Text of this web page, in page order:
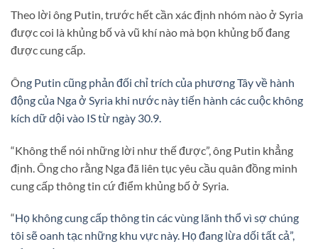
Theo lời ông Putin, trước hết cần xác định nhóm nào ở Syria
được coi là khủng bố và vũ khí nào mà bọn khủng bố đang
được cung cấp.
Ông Putin cũng phản đối chỉ trích của phương Tây về hành
động của Nga ở Syria khi nước này tiến hành các cuộc không
kích dữ dội vào IS từ ngày 30.9.
“Không thể nói những lời như thế được”, ông Putin khẳng
định. Ông cho rằng Nga đã liên tục yêu cầu quân đồng minh
cung cấp thông tin cứ điểm khủng bố ở Syria.
“Họ không cung cấp thông tin các vùng lãnh thổ vì sợ chúng
tôi sẽ oanh tạc những khu vực này. Họ đang lừa dối tất cả”,